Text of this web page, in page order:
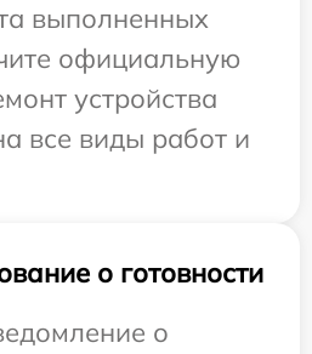
выполненных
официальную
устройства
все виды работ и
о готовности
о